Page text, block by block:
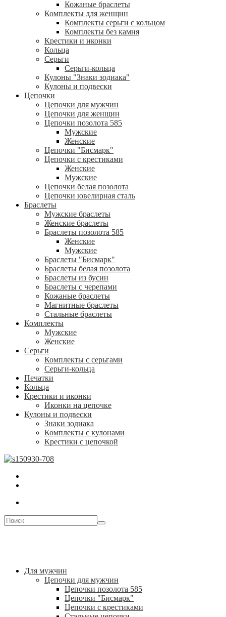
Кожаные браслеты
Комплекты для женщин
Комплекты серьги с кольцом
Комплекты без камня
Крестики и иконки
Кольца
Серьги
Серьги-кольца
Кулоны "Знаки зодиака"
Кулоны и подвески
Цепочки
Цепочки для мужчин
Цепочки для женщин
Цепочки позолота 585
Мужские
Женские
Цепочки "Бисмарк"
Цепочки с крестиками
Женские
Мужские
Цепочки белая позолота
Цепочки ювелирная сталь
Браслеты
Мужские браслеты
Женские браслеты
Браслеты позолота 585
Женские
Мужские
Браслеты "Бисмарк"
Браслеты белая позолота
Браслеты из бусин
Браслеты с черепами
Кожаные браслеты
Магнитные браслеты
Стальные браслеты
Комплекты
Мужские
Женские
Серьги
Комплекты с серьгами
Серьги-кольца
Печатки
Кольца
Крестики и иконки
Иконки на цепочке
Кулоны и подвески
Знаки зодиака
Комплекты с кулонами
Крестики с цепочкой
Для мужчин
Цепочки для мужчин
Цепочки позолота 585
Цепочки "Бисмарк"
Цепочки с крестиками